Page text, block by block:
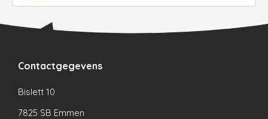
Contactgegevens
Bislett 10
7825 SB Emmen